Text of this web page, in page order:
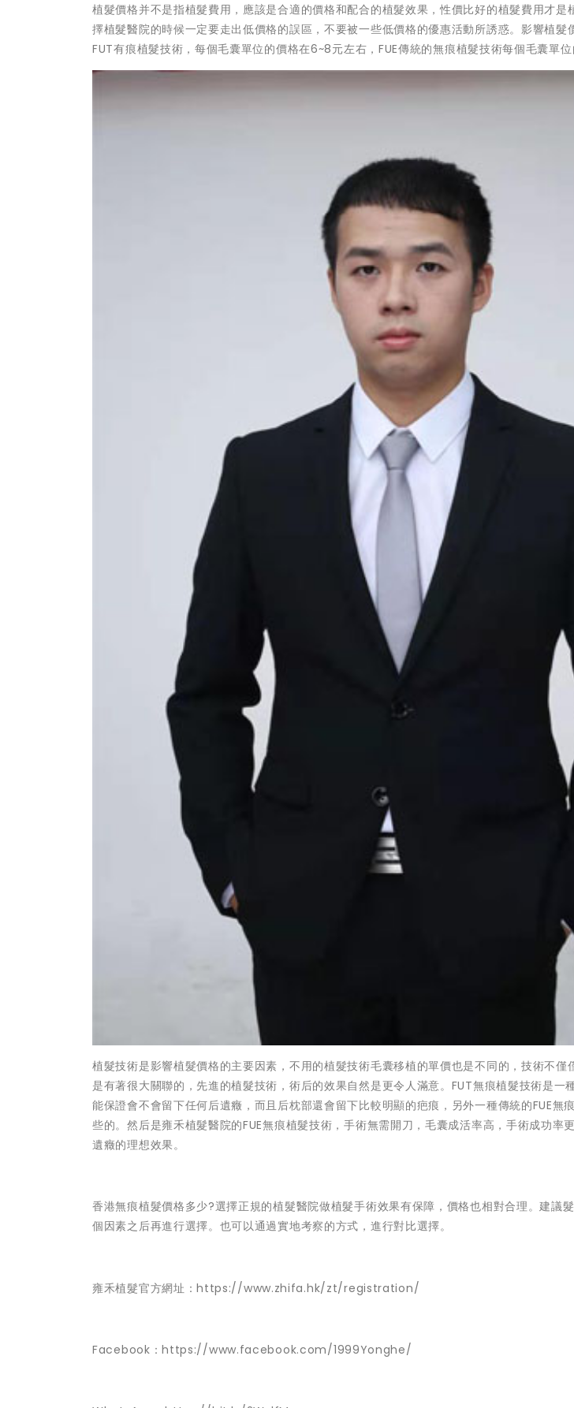
植髮價格并不是指植髮費用，應該是合適的價格和配合的植髮效果，性價比好的植髮費用才是
擇植髮醫院的時候一定要走出低價格的誤區，不要被一些低價格的優惠活動所誘惑。影響植髮
FUT有痕植髮技術，每個毛囊單位的價格在6~8元左右，FUE傳統的無痕植髮技術每個毛囊單位
植髮技術是影響植髮價格的主要因素，不用的植髮技術毛囊移植的單價也是不同的，技術不
是有著很大關聯的，先進的植髮技術，術后的效果自然是更令人滿意。FUT無痕植髮技術是一
能保證會不會留下任何后遺癥，而且后枕部還會留下比較明顯的疤痕，另外一種傳統的FUE無
些的。然后是雍禾植髮醫院的FUE無痕植髮技術，手術無需開刀，毛囊成活率高，手術成功率
遺癥的理想效果。
香港無痕植髮價格多少?選擇正規的植髮醫院做植髮手術效果有保障，價格也相對合理。建議
個因素之后再進行選擇。也可以通過實地考察的方式，進行對比選擇。
雍禾植髮官方網址：https://www.zhifa.hk/zt/registration/
Facebook：https://www.facebook.com/1999Yonghe/